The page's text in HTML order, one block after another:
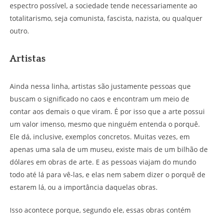
espectro possível, a sociedade tende necessariamente ao
totalitarismo, seja comunista, fascista, nazista, ou qualquer
outro.
Artistas
Ainda nessa linha, artistas são justamente pessoas que
buscam o significado no caos e encontram um meio de
contar aos demais o que viram. É por isso que a arte possui
um valor imenso, mesmo que ninguém entenda o porquê.
Ele dá, inclusive, exemplos concretos. Muitas vezes, em
apenas uma sala de um museu, existe mais de um bilhão de
dólares em obras de arte. E as pessoas viajam do mundo
todo até lá para vê-las, e elas nem sabem dizer o porquê de
estarem lá, ou a importância daquelas obras.
Isso acontece porque, segundo ele, essas obras contém